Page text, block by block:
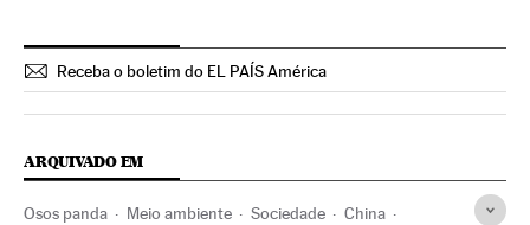
Receba o boletim do EL PAÍS América
ARQUIVADO EM
Osos panda Meio ambiente Sociedade China